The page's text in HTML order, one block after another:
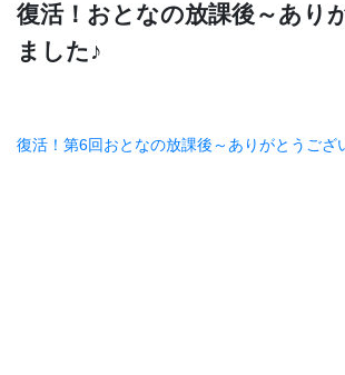
復活！おとなの放課後～あり
ました♪
復活！第6回おとなの放課後～ありがとうござ